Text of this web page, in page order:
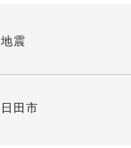
地震
日田市